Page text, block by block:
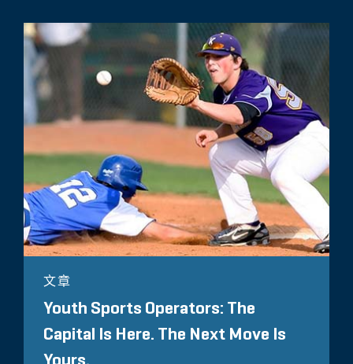
文章
Youth Sports Operators: The
Capital Is Here. The Next Move Is